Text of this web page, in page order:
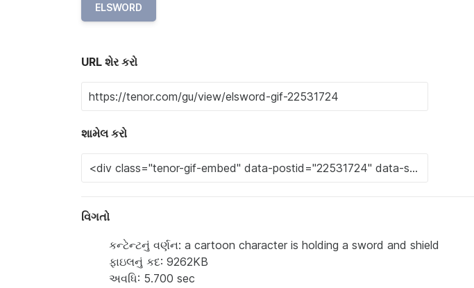
ELSWORD
URL શેર કરો
શામેલ કરો
વિગતો
કન્ટેન્ટનું વર્ણન: a cartoon character is holding a sword and shield
ફાઇલનું કદ: 9262KB
અવધિ: 5.700 sec